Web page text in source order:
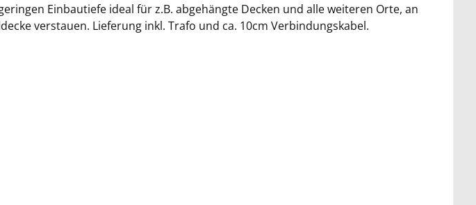
Einbautiefe ideal für z.B. abgehängte Decken und alle weiteren Orte, an
verstauen. Lieferung inkl. Trafo und ca. 10cm Verbindungskabel.